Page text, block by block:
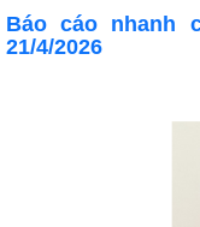
Báo cáo nhanh
21/4/2026